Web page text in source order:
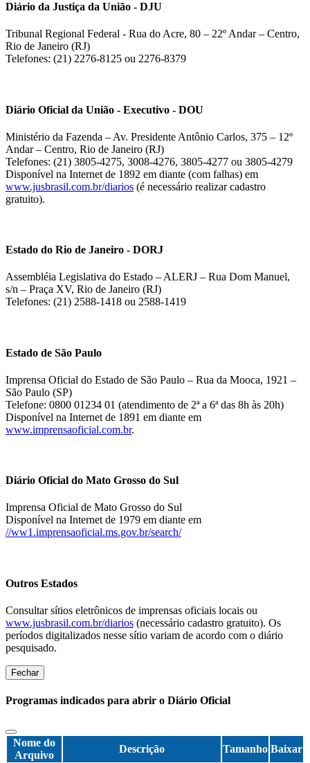
Diário da Justiça da União - DJU
Tribunal Regional Federal - Rua do Acre, 80 – 22º Andar – Centro,
Rio de Janeiro (RJ)
Telefones: (21) 2276-8125 ou 2276-8379
Diário Oficial da União - Executivo - DOU
Ministério da Fazenda – Av. Presidente Antônio Carlos, 375 – 12º
Andar – Centro, Rio de Janeiro (RJ)
Telefones: (21) 3805-4275, 3008-4276, 3805-4277 ou 3805-4279
Disponível na Internet de 1892 em diante (com falhas) em
www.jusbrasil.com.br/diarios (é necessário realizar cadastro
gratuito).
Estado do Rio de Janeiro - DORJ
Assembléia Legislativa do Estado – ALERJ – Rua Dom Manuel,
s/n – Praça XV, Rio de Janeiro (RJ)
Telefones: (21) 2588-1418 ou 2588-1419
Estado de São Paulo
Imprensa Oficial do Estado de São Paulo – Rua da Mooca, 1921 –
São Paulo (SP)
Telefone: 0800 01234 01 (atendimento de 2ª a 6ª das 8h às 20h)
Disponível na Internet de 1891 em diante em
www.imprensaoficial.com.br.
Diário Oficial do Mato Grosso do Sul
Imprensa Oficial de Mato Grosso do Sul
Disponível na Internet de 1979 em diante em
//ww1.imprensaoficial.ms.gov.br/search/
Outros Estados
Consultar sítios eletrônicos de imprensas oficiais locais ou
www.jusbrasil.com.br/diarios (necessário cadastro gratuito). Os
períodos digitalizados nesse sítio variam de acordo com o diário
pesquisado.
Fechar
Programas indicados para abrir o Diário Oficial
Nome do
Arquivo
Descrição Tamanho Baixar